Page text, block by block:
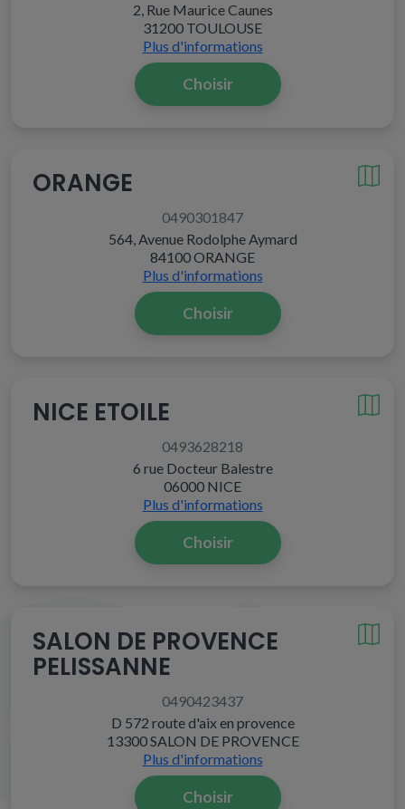
2, Rue Maurice Caunes
31200 TOULOUSE
Plus d'informations
Choisir
ORANGE
0490301847
564, Avenue Rodolphe Aymard
84100 ORANGE
Plus d'informations
Choisir
NICE ETOILE
0493628218
6 rue Docteur Balestre
06000 NICE
Plus d'informations
Choisir
SALON DE PROVENCE
PELISSANNE
0490423437
D 572 route d'aix en provence
13300 SALON DE PROVENCE
Plus d'informations
Choisir